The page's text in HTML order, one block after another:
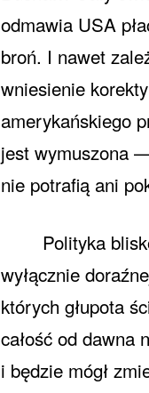
odmawia USA
broń. I nawet
wniesienie
amerykańskiego
jest wymuszona
nie potrafią ani
Polityka
wyłącznie
których głupota
całość od dawna
i będzie mógł